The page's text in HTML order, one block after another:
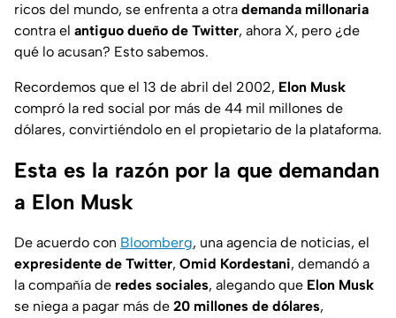
ricos del mundo, se enfrenta a otra demanda millonaria
contra el antiguo dueño de Twitter, ahora X, pero ¿de
qué lo acusan? Esto sabemos.
Recordemos que el 13 de abril del 2002, Elon Musk
compró la red social por más de 44 mil millones de
dólares, convirtiéndolo en el propietario de la plataforma.
Esta es la razón por la que demandan
a Elon Musk
De acuerdo con Bloomberg, una agencia de noticias, el
expresidente de Twitter, Omid Kordestani, demandó a
la compañía de redes sociales, alegando que Elon Musk
se niega a pagar más de 20 millones de dólares,